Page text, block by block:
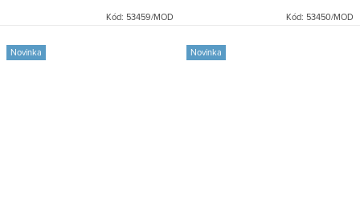
vyztužený živůtek zajistí
Kód: 53459/MOD Kód: 53450/MOD
Novinka Novinka